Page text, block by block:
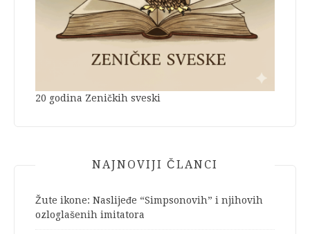
20 godina Zeničkih sveski
NAJNOVIJI ČLANCI
Žute ikone: Naslijeđe “Simpsonovih” i njihovih
ozloglašenih imitatora